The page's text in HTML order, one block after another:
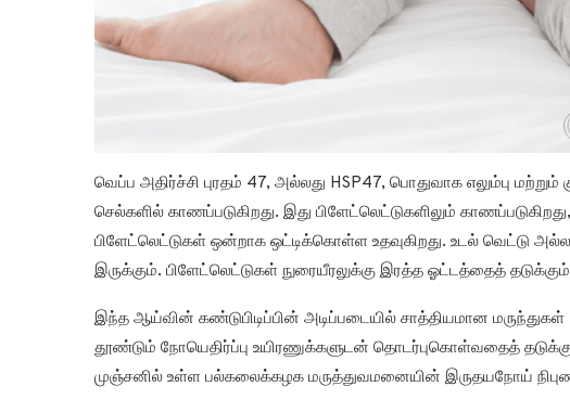
வெப்ப அதிர்ச்சி புரதம் 47, அல்லது HSP47, பொதுவாக எலும்பு
செல்களில் காணப்படுகிறது. இது பிளேட்லெட்டுகளிலும்
பிளேட்லெட்டுகள் ஒன்றாக ஒட்டிக்கொள்ள உதவுகிறது. உடல் வெட்டு
இருக்கும். பிளேட்லெட்டுகள் நுரையீரலுக்கு இரத்த ஓட்டத்தைத்
இந்த ஆய்வின் கண்டுபிடிப்பின் அடிப்படையில் சாத்தியமான
தூண்டும் நோயெதிர்ப்பு உயிரணுக்களுடன் தொடர்புகொள்வதைத்
முஞ்சனில் உள்ள பல்கலைக்கழக மருத்துவமனையின் இருதயநோய்